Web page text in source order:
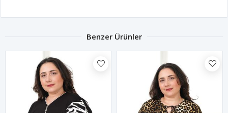
Benzer Ürünler